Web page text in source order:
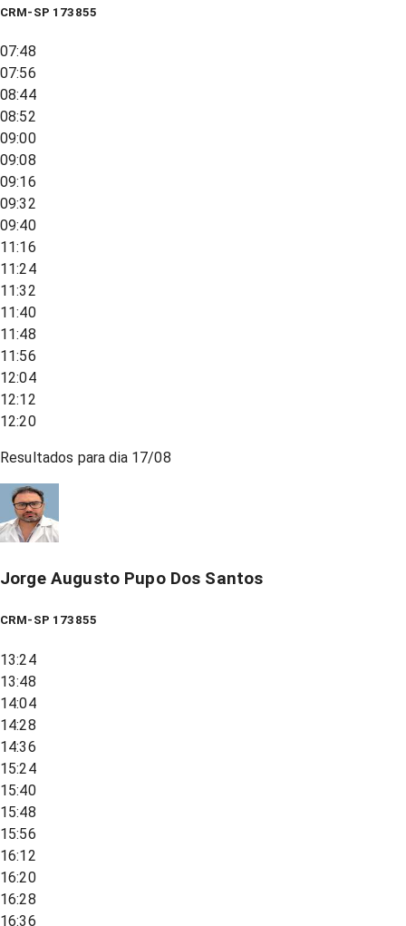
CRM-SP 173855
07:48
07:56
08:44
08:52
09:00
09:08
09:16
09:32
09:40
11:16
11:24
11:32
11:40
11:48
11:56
12:04
12:12
12:20
Resultados para dia 17/08
Jorge Augusto Pupo Dos Santos
CRM-SP 173855
13:24
13:48
14:04
14:28
14:36
15:24
15:40
15:48
15:56
16:12
16:20
16:28
16:36